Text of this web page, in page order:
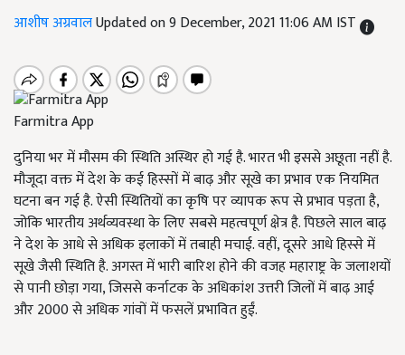
आशीष अग्रवालUpdated on 9 December, 2021 11:06 AM IST
Farmitra App
दुनिया भर में मौसम की स्थिति अस्थिर हो गई है. भारत भी इससे अछूता नहीं है.
मौजूदा वक्त में देश के कई हिस्सों में बाढ़ और सूखे का प्रभाव एक नियमित
घटना बन गई है. ऐसी स्थितियों का कृषि पर व्यापक रूप से प्रभाव पड़ता है,
जोकि भारतीय अर्थव्यवस्था के लिए सबसे महत्वपूर्ण क्षेत्र है. पिछले साल बाढ़
ने देश के आधे से अधिक इलाकों में तबाही मचाई. वहीं, दूसरे आधे हिस्से में
सूखे जैसी स्थिति है. अगस्त में भारी बारिश होने की वजह महाराष्ट्र के जलाशयों
से पानी छोड़ा गया, जिससे कर्नाटक के अधिकांश उत्तरी जिलों में बाढ़ आई
और 2000 से अधिक गांवों में फसलें प्रभावित हुईं.